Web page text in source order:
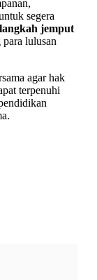
segera
langkah jemput
lulusan
agar hak
terpenuhi